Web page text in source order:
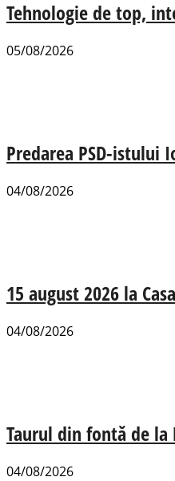
Tehnologie de top,
05/08/2026
Predarea PSD-
04/08/2026
15 august 2026 la
04/08/2026
Taurul din fontă de
04/08/2026